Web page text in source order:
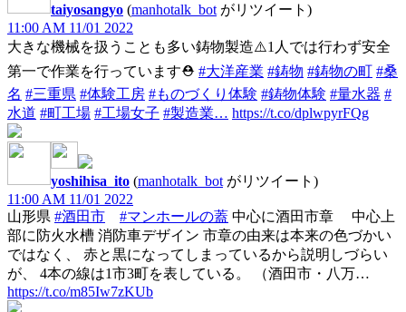
taiyosangyo (manhotalk_bot がリツイート)
11:00 AM 11/01 2022
大きな機械を扱うことも多い鋳物製造⚠️1人では行わず安全
第一で作業を行っています⛑ #大洋産業 #鋳物 #鋳物の町 #桑
名 #三重県 #体験工房 #ものづくり体験 #鋳物体験 #量水器 #
水道 #町工場 #工場女子 #製造業… https://t.co/dplwpyrFQg
yoshihisa_ito (manhotalk_bot がリツイート)
11:00 AM 11/01 2022
山形県 #酒田市 #マンホールの蓋 中心に酒田市章 中心上
部に防火水槽 消防車デザイン 市章の由来は本来の色づかい
ではなく、 赤と黒になってしまっているから説明しづらい
が、 4本の線は1市3町を表している。 （酒田市・八万…
https://t.co/m85Iw7zKUb